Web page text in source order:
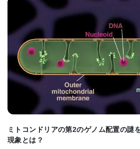
見つかった家族は、たとえ行動
も、そのような医学的な問題の
がある。
ボストン小児科のマントン希少
科学ディレクターで、遺伝学・
バーであるブラウンシュタイン
監督した。彼女は、CNVを見つ
の家族とつながり、安心しサポ
ると指摘している。また、CNV
BIOMARKET
ミトコンドリアの第2のゲノム配置の謎
現象とは？